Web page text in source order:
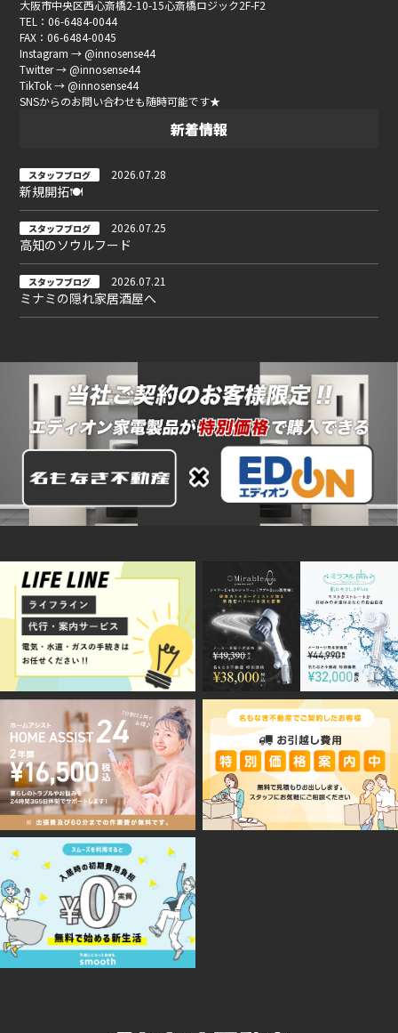
大阪市中央区西心斎橋2-10-15心斎橋ロジック2F-F2
TEL：06-6484-0044
FAX：06-6484-0045
Instagram → @innosense44
Twitter → @innosense44
TikTok → @innosense44
SNSからのお問い合わせも随時可能です★
新着情報
スタッフブログ 2026.07.28
新規開拓🍽
スタッフブログ 2026.07.25
高知のソウルフード
スタッフブログ 2026.07.21
ミナミの隠れ家居酒屋へ